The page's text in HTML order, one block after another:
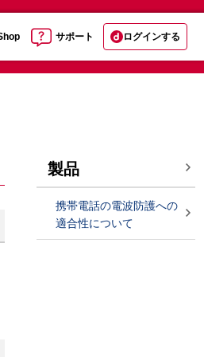
サポート ログインする
製品
携帯電話の電波防護への
適合性について